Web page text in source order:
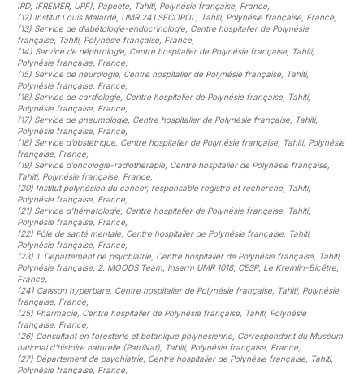
IRD, IFREMER, UPF), Papeete, Tahiti, Polynésie française, France,
(12) Institut Louis Malardé, UMR 241 SECOPOL, Tahiti, Polynésie française, France,
(13) Service de diabétologie-endocrinologie, Centre hospitalier de Polynésie
française, Tahiti, Polynésie française, France,
(14) Service de néphrologie, Centre hospitalier de Polynésie française, Tahiti,
Polynésie française, France,
(15) Service de neurologie, Centre hospitalier de Polynésie française, Tahiti,
Polynésie française, France,
(16) Service de cardiologie, Centre hospitalier de Polynésie française, Tahiti,
Polynésie française, France,
(17) Service de pneumologie, Centre hospitalier de Polynésie française, Tahiti,
Polynésie française, France,
(18) Service d’obstétrique, Centre hospitalier de Polynésie française, Tahiti, Polynésie
française, France,
(19) Service d’oncologie-radiothérapie, Centre hospitalier de Polynésie française,
Tahiti, Polynésie française, France,
(20) Institut polynésien du cancer, responsable registre et recherche, Tahiti,
Polynésie française, France,
(21) Service d’hématologie, Centre hospitalier de Polynésie française, Tahiti,
Polynésie française, France,
(22) Pôle de santé mentale, Centre hospitalier de Polynésie française, Tahiti,
Polynésie française, France,
(23) 1. Département de psychiatrie, Centre hospitalier de Polynésie française, Tahiti,
Polynésie française. 2. MOODS Team, Inserm UMR 1018, CESP, Le Kremlin-Bicêtre,
France,
(24) Caisson hyperbare, Centre hospitalier de Polynésie française, Tahiti, Polynésie
française, France,
(25) Pharmacie, Centre hospitalier de Polynésie française, Tahiti, Polynésie
française, France,
(26) Consultant en foresterie et botanique polynésienne, Correspondant du Muséum
national d’histoire naturelle (PatriNat), Tahiti, Polynésie française, France,
(27) Département de psychiatrie, Centre hospitalier de Polynésie française, Tahiti,
Polynésie française, France,